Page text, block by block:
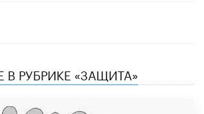
В РУБРИКЕ «ЗАЩИТА»